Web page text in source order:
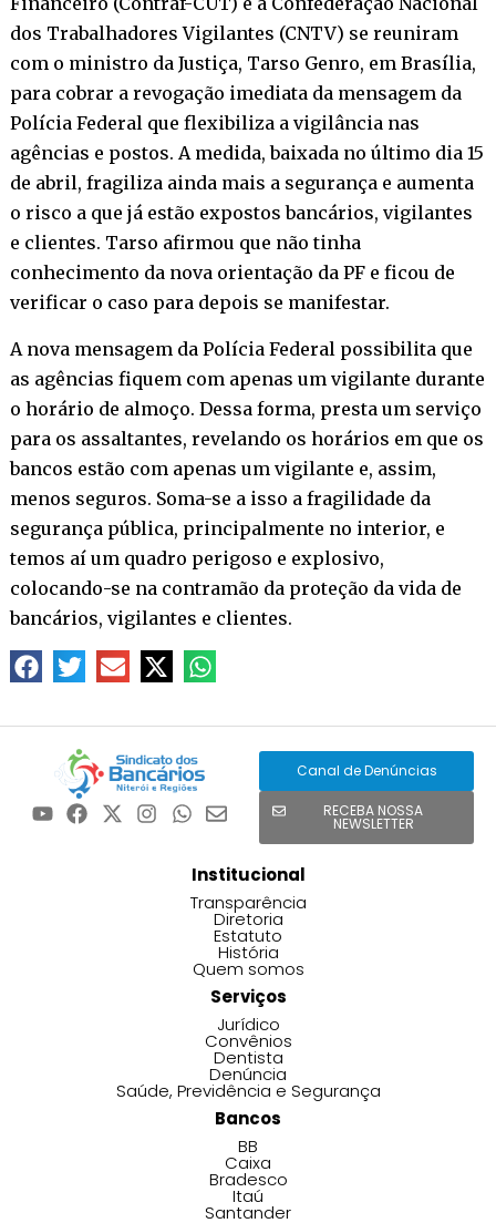
dos Trabalhadores Vigilantes (CNTV) se reuniram
com o ministro da Justiça, Tarso Genro, em Brasília,
para cobrar a revogação imediata da mensagem da
Polícia Federal que flexibiliza a vigilância nas
agências e postos. A medida, baixada no último dia 15
de abril, fragiliza ainda mais a segurança e aumenta
o risco a que já estão expostos bancários, vigilantes
e clientes. Tarso afirmou que não tinha
conhecimento da nova orientação da PF e ficou de
verificar o caso para depois se manifestar.
A nova mensagem da Polícia Federal possibilita que
as agências fiquem com apenas um vigilante durante
o horário de almoço. Dessa forma, presta um serviço
para os assaltantes, revelando os horários em que os
bancos estão com apenas um vigilante e, assim,
menos seguros. Soma-se a isso a fragilidade da
segurança pública, principalmente no interior, e
temos aí um quadro perigoso e explosivo,
colocando-se na contramão da proteção da vida de
bancários, vigilantes e clientes.
Canal de Denúncias
RECEBA NOSSA
NEWSLETTER
Institucional
Transparência
Diretoria
Estatuto
História
Quem somos
Serviços
Jurídico
Convênios
Dentista
Denúncia
Saúde, Previdência e Segurança
Bancos
BB
Caixa
Bradesco
Itaú
Santander